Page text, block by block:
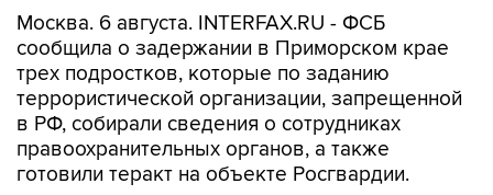
Москва. 6 августа. INTERFAX.RU - ФСБ
сообщила о задержании в Приморском крае
трех подростков, которые по заданию
террористической организации, запрещенной
в РФ, собирали сведения о сотрудниках
правоохранительных органов, а также
готовили теракт на объекте Росгвардии.